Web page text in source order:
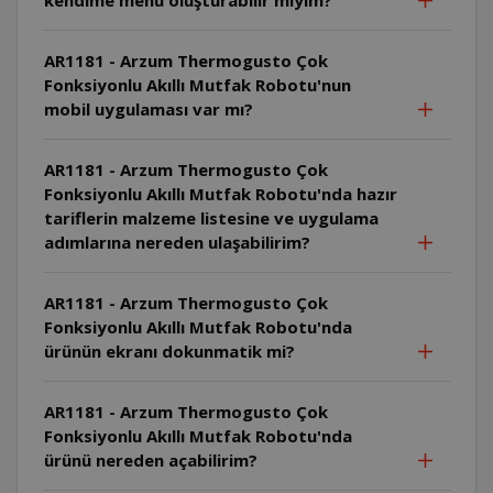
AR1181 - Arzum Thermogusto Çok
Fonksiyonlu Akıllı Mutfak Robotu'nun
mobil uygulaması var mı?
AR1181 - Arzum Thermogusto Çok
Fonksiyonlu Akıllı Mutfak Robotu'nda hazır
tariflerin malzeme listesine ve uygulama
adımlarına nereden ulaşabilirim?
AR1181 - Arzum Thermogusto Çok
Fonksiyonlu Akıllı Mutfak Robotu'nda
ürünün ekranı dokunmatik mi?
AR1181 - Arzum Thermogusto Çok
Fonksiyonlu Akıllı Mutfak Robotu'nda
ürünü nereden açabilirim?